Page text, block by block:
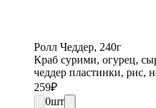
Ролл Чеддер, 240г
Краб сурими, огурец,
чеддер пластинки, рис,
259₽
0шт